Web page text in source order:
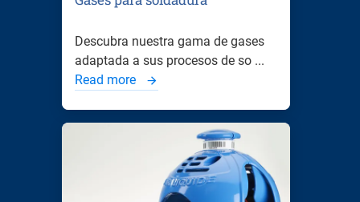
Descubra nuestra gama de gases
adaptada a sus procesos de so ...
Read more